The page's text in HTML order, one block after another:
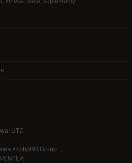
UTC
© phpBB Group